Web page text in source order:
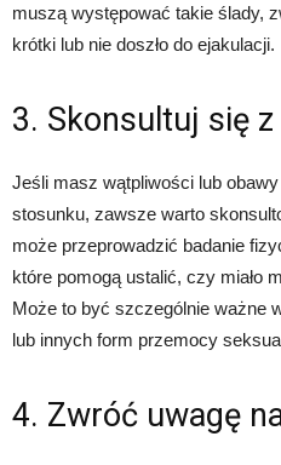
muszą występować takie ślady,
krótki lub nie doszło do ejakulacji.
3. Skonsultuj się
Jeśli masz wątpliwości lub
stosunku, zawsze warto
może przeprowadzić badanie
które pomogą ustalić, czy miało
Może to być szczególnie ważne
lub innych form przemocy
4. Zwróć uwagę